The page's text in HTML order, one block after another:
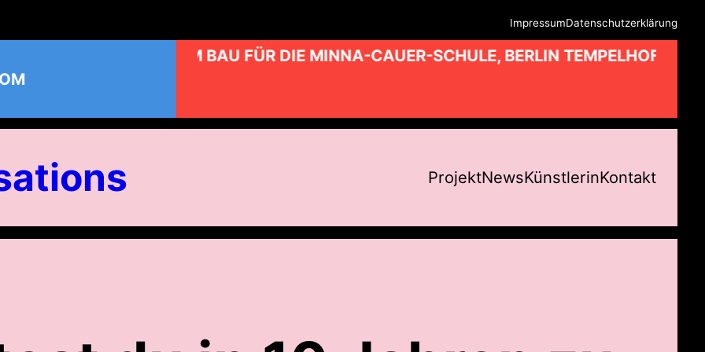
ImpressumDatenschutzerklärung
KUNST AM BAU FÜR DIE MINNA-CAUER-SCHULE, BERLIN TEMPELHOF //
ProjektNewsKünstlerinKontakt